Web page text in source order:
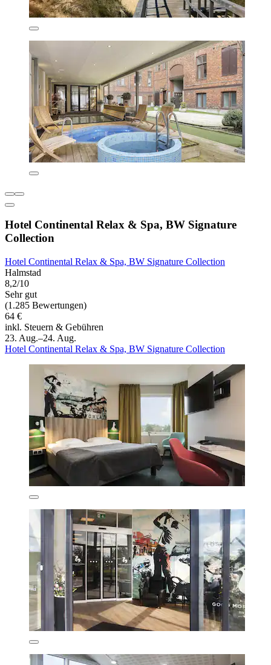
Hotel Continental Relax & Spa, BW Signature
Collection
Hotel Continental Relax & Spa, BW Signature Collection
Halmstad
8,2/10
Sehr gut
(1.285 Bewertungen)
64 €
inkl. Steuern & Gebühren
23. Aug.–24. Aug.
Hotel Continental Relax & Spa, BW Signature Collection